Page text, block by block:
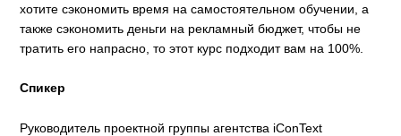
хотите сэкономить время на самостоятельном обучении, а
также сэкономить деньги на рекламный бюджет, чтобы не
тратить его напрасно, то этот курс подходит вам на 100%.
Cпикер
Руководитель проектной группы агентства iConText